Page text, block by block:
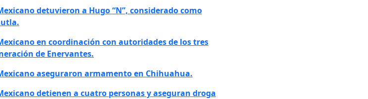
detuvieron a Hugo “N”, considerado como
en coordinación con autoridades de los tres
de Enervantes.
aseguraron armamento en Chihuahua.
detienen a cuatro personas y aseguran droga